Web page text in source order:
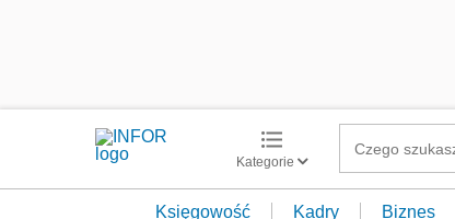
Kategorie
Księgowość Kadry Biznes